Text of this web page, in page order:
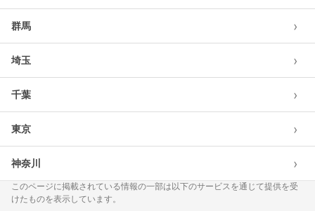
群馬 ›
埼玉 ›
千葉 ›
東京 ›
神奈川 ›
このページに掲載されている情報の一部は以下のサービスを通じて提供を受
けたものを表示しています。